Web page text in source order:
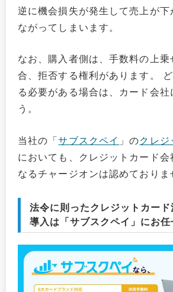
逆に機会損失が発生して売上が下
ながってしまいます。
なお、購入者側は、手数料の上乗
合、拒否する権利があります。
る必要がある場合は、カード会社
う。
当社の「サブスクペイ 」のクレジ
においても、クレジットカード会
なるチャージオンは認めておりま
法令に則ったクレジットカー
導入は「サブスクペイ」にお任